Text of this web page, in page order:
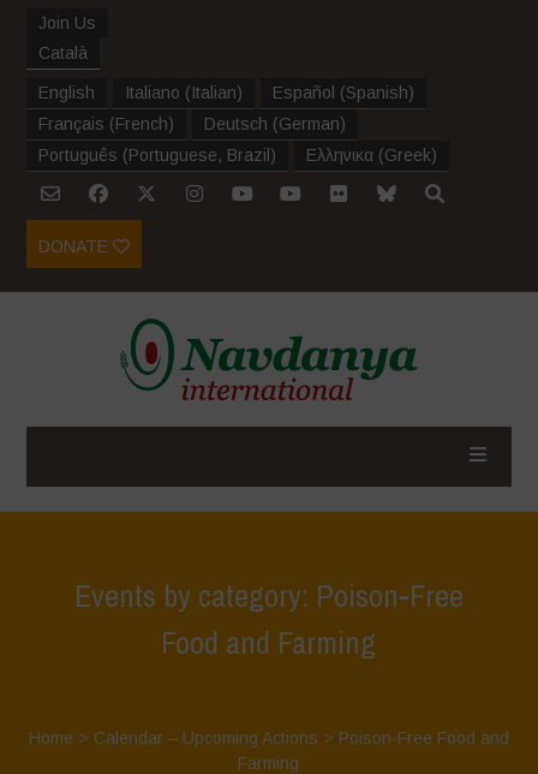
Join Us
Català
English Italiano (Italian) Español (Spanish)
Français (French) Deutsch (German)
Português (Portuguese, Brazil ) Ελληνικα (Greek)
DONATE
Events by category: Poison-Free
Food and Farming
Home > Calendar – Upcoming Actions > Poison-Free Food and
Farming